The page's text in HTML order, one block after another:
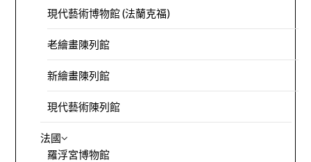
現代藝術博物館 (法蘭克福)
老繪畫陳列館
新繪畫陳列館
現代藝術陳列館
法國
羅浮宮博物館